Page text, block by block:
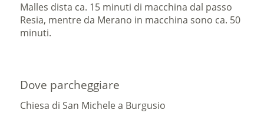
Malles dista ca. 15 minuti di macchina dal passo
Resia, mentre da Merano in macchina sono ca. 50
minuti.
Dove parcheggiare
Chiesa di San Michele a Burgusio